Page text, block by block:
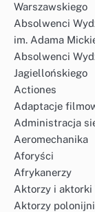
Warszawskiego
Absolwenci
im. Adama
Absolwenci
Jagiellońskiego
Actiones
Adaptacje
Administracja
Aeromechanika
Aforyści
Afrykanerzy
Aktorzy i aktorki
Aktorzy